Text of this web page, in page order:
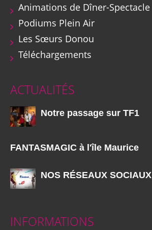
Animations de Dîner-Spectacle
Podiums Plein Air
Les Sœurs Donou
Téléchargements
ACTUALITÉS
Notre passage sur TF1
FANTASMAGIC à l'île Maurice
NOS RÉSEAUX SOCIAUX
INFORMATIONS